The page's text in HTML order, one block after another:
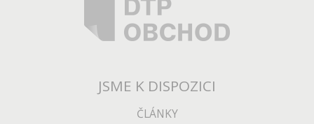
JSME K DISPOZICI
ČLÁNKY